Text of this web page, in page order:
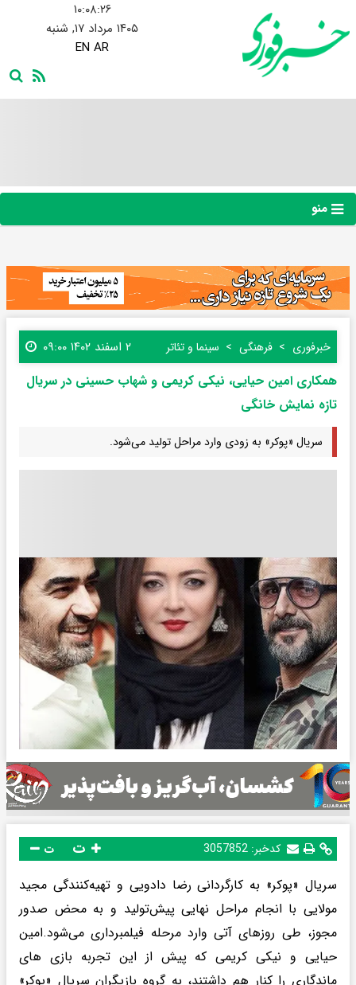
۱۰:۰۸:۲۶
۱۴۰۵ مرداد ۱۷, شنبه
EN AR
منو
خبرفوری فرهنگی سینما و تئاتر ۲ اسفند ۱۴۰۲ ۰۹:۰۰
همکاری امین حیایی، نیکی کریمی و شهاب حسینی در سریال
تازه نمایش خانگی
سریال «پوکر» به زودی وارد مراحل تولید می‌شود.
کدخبر: 3057852 ت
سریال «پوکر» به کارگردانی رضا دادویی و تهیه‌کنندگی مجید
مولایی با انجام مراحل نهایی پیش‌تولید و به محض صدور
مجوز، طی روزهای آتی وارد مرحله‌ فیلمبرداری می‌شود.امین
حیایی و نیکی کریمی که پیش از این تجربه بازی های
ماندگاری را کنار هم داشتند، به گروه بازیگران سریال «پوکر»